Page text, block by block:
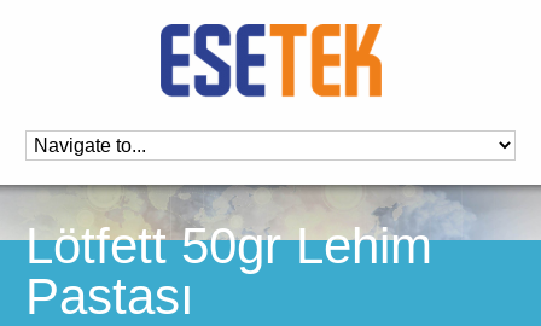
Lötfett 50gr Lehim
Pastası